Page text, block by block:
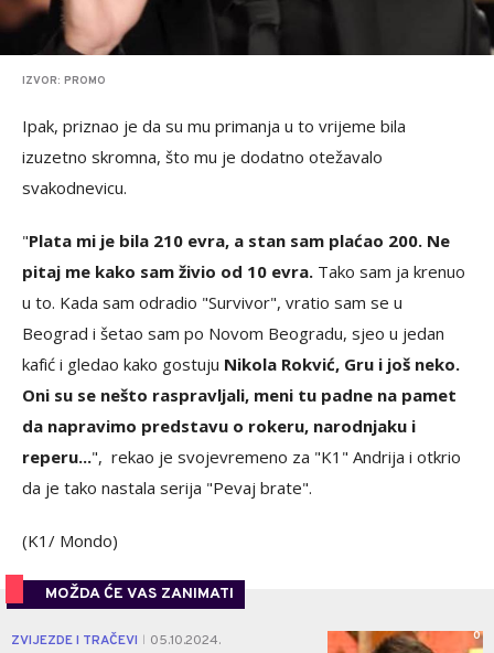
IZVOR: PROMO
Ipak, priznao je da su mu primanja u to vrijeme bila
izuzetno skromna, što mu je dodatno otežavalo
svakodnevicu.
"Plata mi je bila 210 evra, a stan sam plaćao 200. Ne
pitaj me kako sam živio od 10 evra. Tako sam ja krenuo
u to. Kada sam odradio "Survivor", vratio sam se u
Beograd i šetao sam po Novom Beogradu, sjeo u jedan
kafić i gledao kako gostuju Nikola Rokvić, Gru i još neko.
Oni su se nešto raspravljali, meni tu padne na pamet
da napravimo predstavu o rokeru, narodnjaku i
reperu...", rekao je svojevremeno za "K1" Andrija i otkrio
da je tako nastala serija "Pevaj brate".
(K1/ Mondo)
MOŽDA ĆE VAS ZANIMATI
ZVIJEZDE I TRAČEVI 05.10.2024. 0